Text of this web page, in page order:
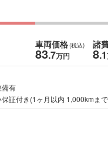
車両価格(税込)
83.7万円
諸
8.1
備有
保証付き(1ヶ月以内 1,000kmま